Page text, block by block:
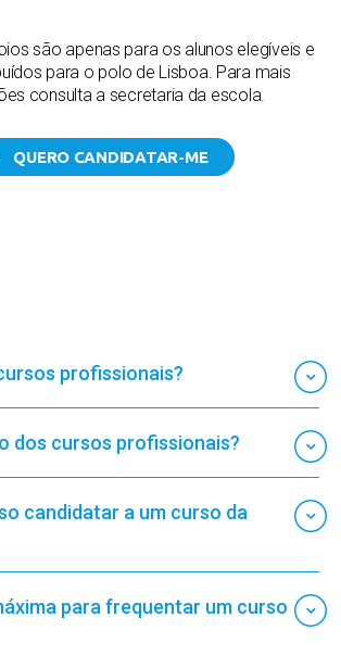
são apenas para os alunos elegíveis e
para o polo de Lisboa. Para mais
consulta a secretaria da escola.
QUERO CANDIDATAR-ME
profissionais?
dos cursos profissionais?
candidatar a um curso da
para frequentar um curso